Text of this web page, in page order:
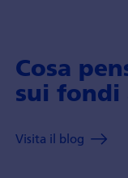
Cosa
sui fondi
Visita il blog